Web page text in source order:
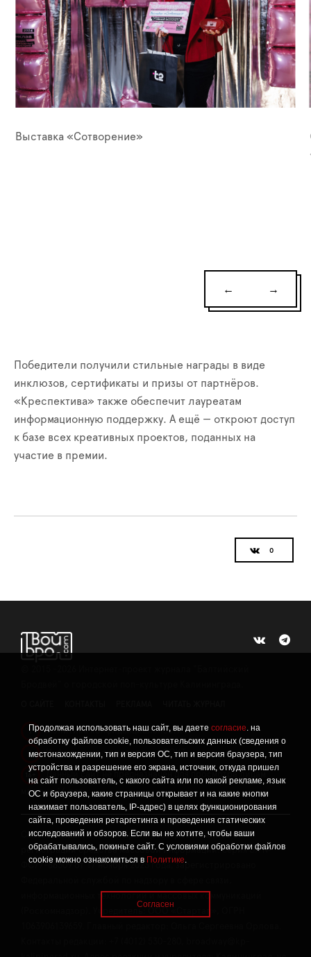
Продолжая использовать наш сайт, вы даете согласие. на
обработку файлов cookie, пользовательских данных (сведения о
местонахождении, тип и версия ОС, тип и версия браузера, тип
устройства и разрешение его экрана, источник, откуда пришел
на сайт пользователь, с какого сайта или по какой рекламе, язык
ОС и браузера, какие страницы открывает и на какие кнопки
нажимает пользователь, IP-адрес) в целях функционирования
сайта, проведения ретаргетинга и проведения статических
исследований и обзоров. Если вы не хотите, чтобы ваши
обрабатывались, покиньте сайт. С условиями обработки файлов
cookie можно ознакомиться в Политике.
Согласен
Выставка «Сотворение»
← →
Победители получили стильные награды в виде
инклюзов, сертификаты и призы от партнёров.
«Креспектива» также обеспечит лауреатам
информационную поддержку. А ещё — откроют доступ
к базе всех креативных проектов, поданных на
участие в премии.
! Политика конфиденциальности
! Информация о проведении СОУТ
Данный сайт не предназначен для просмотра лицам
младше 16 лет.
Сетевое издание «Твой Бро», реестровая запись о
регистрации средства массовой информации: серия Эл №
ФС77-86309 от 17 ноября 2023 года, зарегистрировано